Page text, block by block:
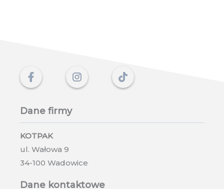
Dane firmy
KOTPAK
ul. Wałowa 9
34-100 Wadowice
Dane kontaktowe